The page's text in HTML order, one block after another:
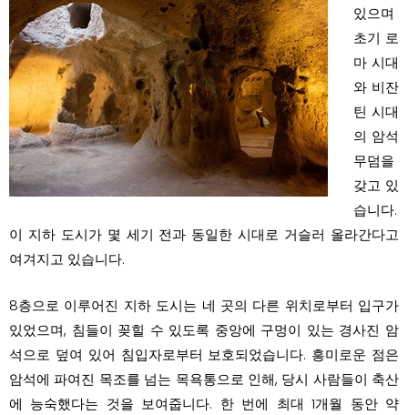
있으며
초기 로
마 시대
와 비잔
틴 시대
의 암석
무덤을
갖고 있
습니다.
이 지하 도시가 몇 세기 전과 동일한 시대로 거슬러 올라간다고
여겨지고 있습니다.
8층으로 이루어진 지하 도시는 네 곳의 다른 위치로부터 입구가
있었으며, 침들이 꽂힐 수 있도록 중앙에 구멍이 있는 경사진 암
석으로 덮여 있어 침입자로부터 보호되었습니다. 흥미로운 점은
암석에 파여진 목조를 넘는 목욕통으로 인해, 당시 사람들이 축산
에 능숙했다는 것을 보여줍니다. 한 번에 최대 1개월 동안 약